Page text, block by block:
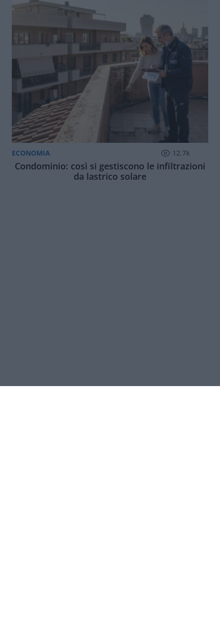
ECONOMIA 12.7k
Condominio: così si gestiscono le infiltrazioni
da lastrico solare